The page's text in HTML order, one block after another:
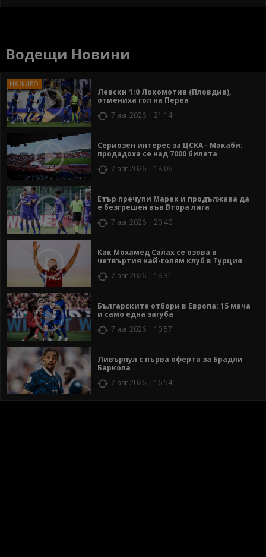
Водещи Новини
Левски 1:0 Локомотив (Пловдив),
отмениха гол на Переа
7 авг 2026 | 21:14
Сериозен интерес за ЦСКА - Макаби:
продадоха се над 7000 билета
7 авг 2026 | 18:06
Етър пречупи Марек и продължава да
е безгрешен във Втора лига
7 авг 2026 | 20:40
Как Мохамед Салах се озова в
четвъртия най-голям клуб в Турция
7 авг 2026 | 18:31
Българските отбори в Европа: 15 мача
и само една загуба
7 авг 2026 | 10:57
Ливърпул с първа оферта за Брадли
Баркола
7 авг 2026 | 16:54